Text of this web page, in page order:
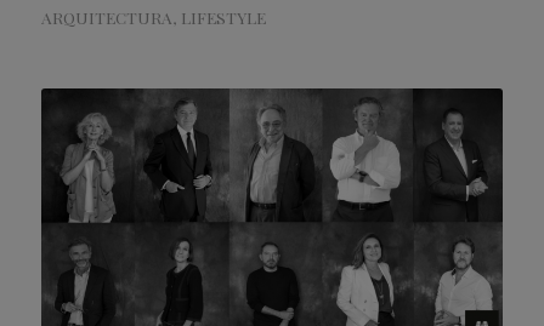
ARQUITECTURA, LIFESTYLE